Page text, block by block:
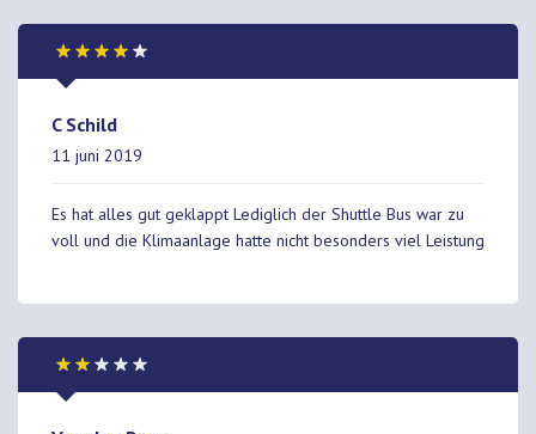
C Schild
11 juni 2019
Es hat alles gut geklappt Lediglich der Shuttle Bus war zu
voll und die Klimaanlage hatte nicht besonders viel Leistung